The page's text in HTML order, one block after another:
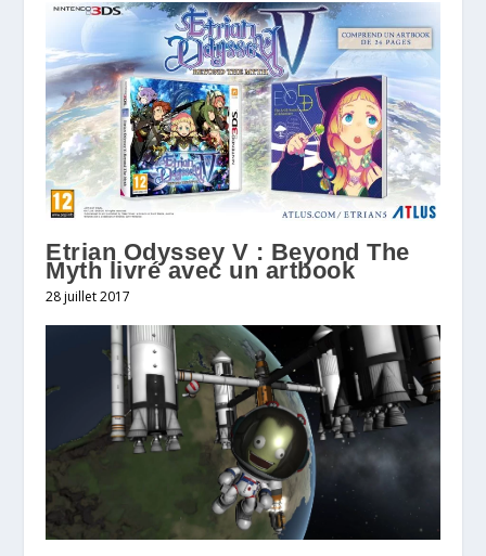
Etrian Odyssey V : Beyond The
Myth livré avec un artbook
28 juillet 2017